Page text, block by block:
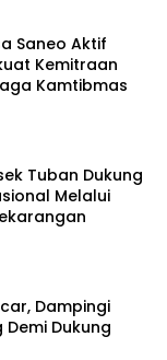
Saneo Aktif
Kemitraan
Kamtibmas
Tuban Dukung
Melalui
Dampingi
Dukung